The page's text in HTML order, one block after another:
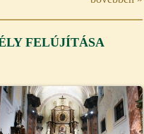
FELÚJÍTÁSA